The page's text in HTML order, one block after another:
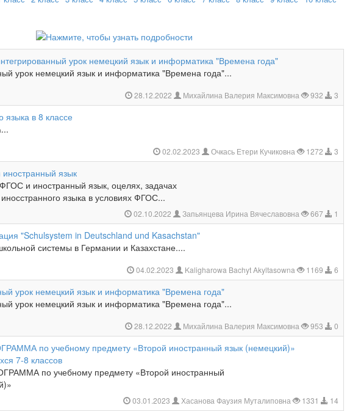
урок немецкий язык и информатика "Времена года"
урок немецкий язык и информатика "Времена года"...
28.12.2022 Михайлина Валерия Максимовна 932 3
языка в 8 классе
02.02.2023 Очкась Етери Кучиковна 1272 3
язык
и иностранный язык, оцелях, задачах
языка в условиях ФГОС...
02.10.2022 Запьянцева Ирина Вячеславовна 667 1
"Schulsystem in Deutschland und Kasachstan"
системы в Германии и Казахстане....
04.02.2023 Kaligharowa Bachyt Akyltasowna 1169 6
урок немецкий язык и информатика "Времена года"
урок немецкий язык и информатика "Времена года"...
28.12.2022 Михайлина Валерия Максимовна 953 0
по учебному предмету «Второй иностранный язык (немецкий)»
7-8 классов
по учебному предмету «Второй иностранный
03.01.2023 Хасанова Фаузия Муталиповна 1331 14